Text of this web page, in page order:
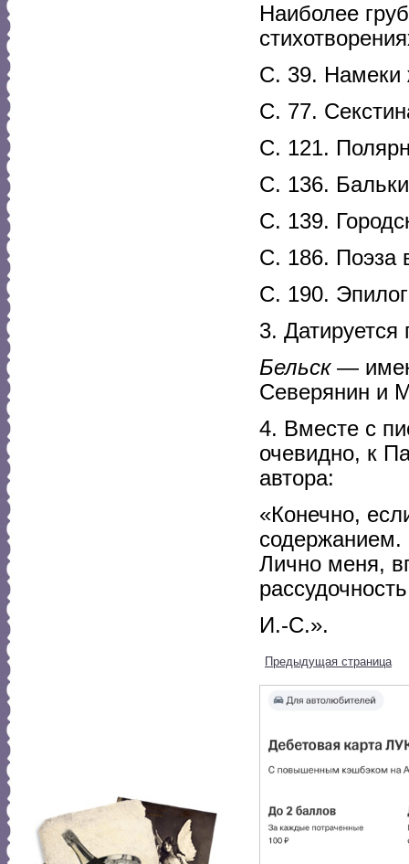
Наиболее
С. 39. Намеки
С. 77.
С. 121.
С. 136.
С. 139.
С. 186. Поэза
С. 190.
3.
Бельск—
Северянин и
4. Вместе с
очевидно, к
автора:
«Конечно,
содержанием.
Лично меня,
И.-С.».
Предыдущая страница